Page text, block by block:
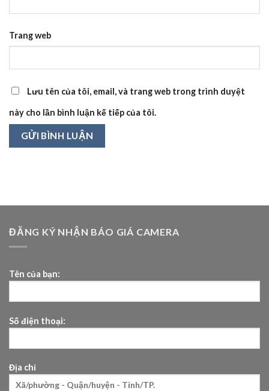
Trang web
Lưu tên của tôi, email, và trang web trong trình duyệt
này cho lần bình luận kế tiếp của tôi.
ĐĂNG KÝ NHẬN BÁO GIÁ CAMERA
Tên của bạn:
Số điện thoại:
Địa chỉ